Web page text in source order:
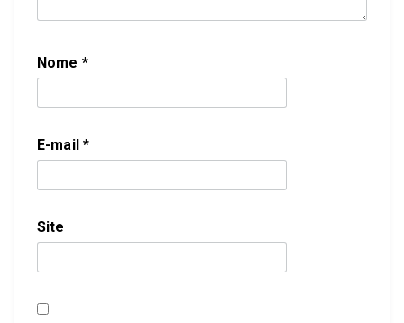
Nome *
E-mail*
Site